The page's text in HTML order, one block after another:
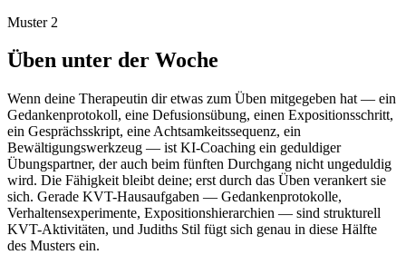
Muster 2
Üben unter der Woche
Wenn deine Therapeutin dir etwas zum Üben mitgegeben hat — ein
Gedankenprotokoll, eine Defusionsübung, einen Expositionsschritt,
ein Gesprächsskript, eine Achtsamkeitssequenz, ein
Bewältigungswerkzeug — ist KI-Coaching ein geduldiger
Übungspartner, der auch beim fünften Durchgang nicht ungeduldig
wird. Die Fähigkeit bleibt deine; erst durch das Üben verankert sie
sich. Gerade KVT-Hausaufgaben — Gedankenprotokolle,
Verhaltensexperimente, Expositionshierarchien — sind strukturell
KVT-Aktivitäten, und Judiths Stil fügt sich genau in diese Hälfte
des Musters ein.